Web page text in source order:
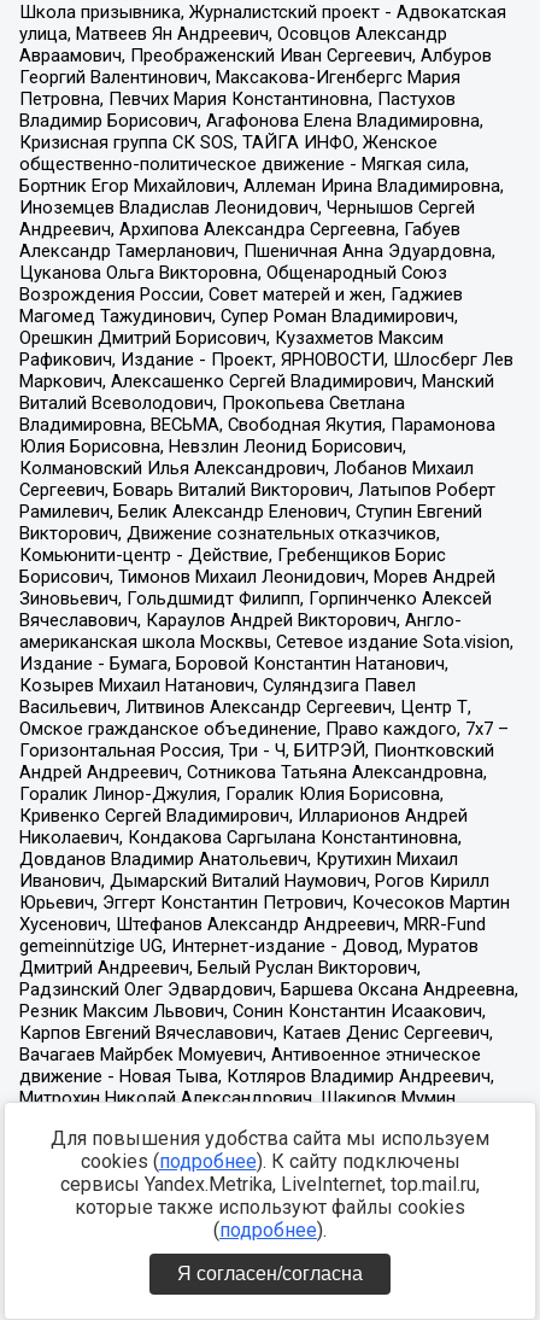
Для повышения удобства сайта мы используем
cookies (подробнее). К сайту подключены
сервисы Yandex.Metrika, LiveInternet, top.mail.ru,
которые также используют файлы cookies
(подробнее).
Я согласен/согласна